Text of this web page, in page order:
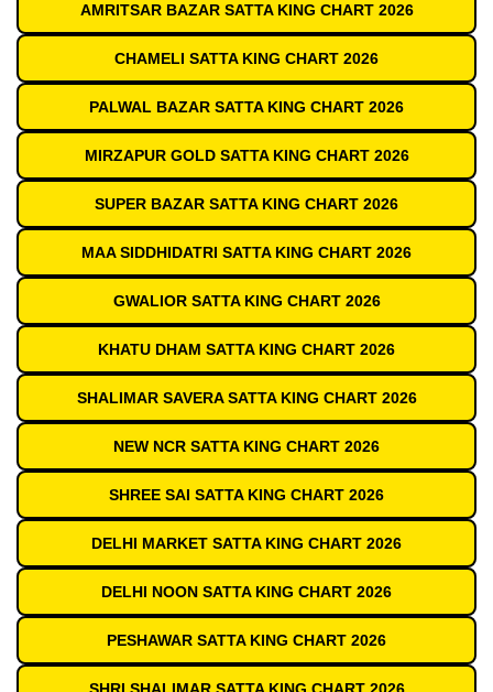
AMRITSAR BAZAR SATTA KING CHART 2026
CHAMELI SATTA KING CHART 2026
PALWAL BAZAR SATTA KING CHART 2026
MIRZAPUR GOLD SATTA KING CHART 2026
SUPER BAZAR SATTA KING CHART 2026
MAA SIDDHIDATRI SATTA KING CHART 2026
GWALIOR SATTA KING CHART 2026
KHATU DHAM SATTA KING CHART 2026
SHALIMAR SAVERA SATTA KING CHART 2026
NEW NCR SATTA KING CHART 2026
SHREE SAI SATTA KING CHART 2026
DELHI MARKET SATTA KING CHART 2026
DELHI NOON SATTA KING CHART 2026
PESHAWAR SATTA KING CHART 2026